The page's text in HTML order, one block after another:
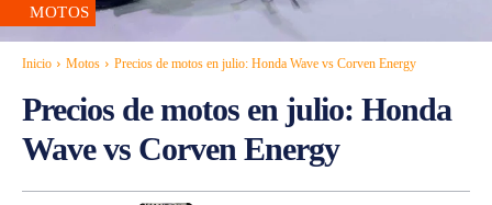
MOTOS
Inicio Motos Precios de motos en julio: Honda Wave vs Corven Energy
Precios de motos en julio: Honda
Wave vs Corven Energy